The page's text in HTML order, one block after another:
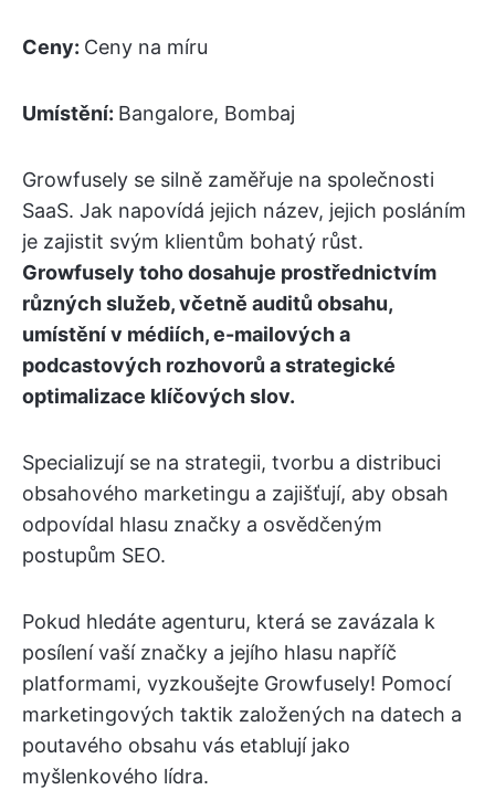
Ceny: Ceny na míru
Umístění: Bangalore, Bombaj
Growfusely se silně zaměřuje na společnosti
SaaS. Jak napovídá jejich název, jejich posláním
je zajistit svým klientům bohatý růst.
Growfusely toho dosahuje prostřednictvím
různých služeb, včetně auditů obsahu,
umístění v médiích, e-mailových a
podcastových rozhovorů a strategické
optimalizace klíčových slov.
Specializují se na strategii, tvorbu a distribuci
obsahového marketingu a zajišťují, aby obsah
odpovídal hlasu značky a osvědčeným
postupům SEO.
Pokud hledáte agenturu, která se zavázala k
posílení vaší značky a jejího hlasu napříč
platformami, vyzkoušejte Growfusely! Pomocí
marketingových taktik založených na datech a
poutavého obsahu vás etablují jako
myšlenkového lídra.